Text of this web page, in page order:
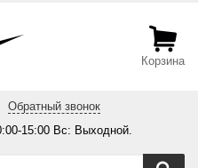
Корзина
Обратный звонок
15:00 Вс: Выходной.